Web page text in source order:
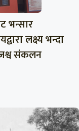
भन्सार
लक्ष्य भन्दा
संकलन